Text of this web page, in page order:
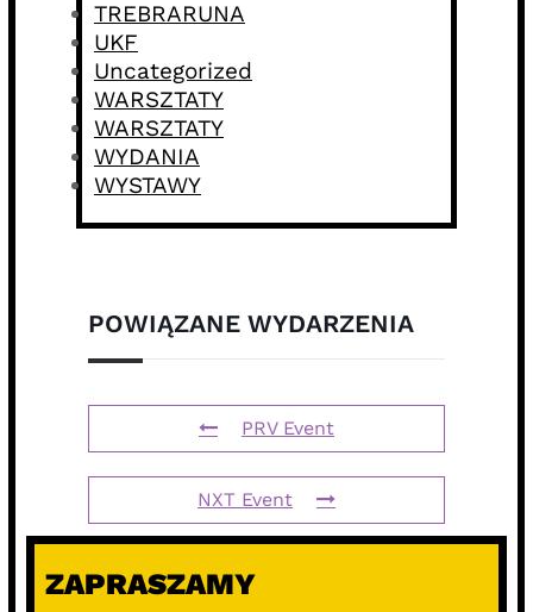
TREBRARUNA
UKF
Uncategorized
WARSZTATY
WARSZTATY
WYDANIA
WYSTAWY
POWIĄZANE WYDARZENIA
PRV Event
NXT Event
ZAPRASZAMY